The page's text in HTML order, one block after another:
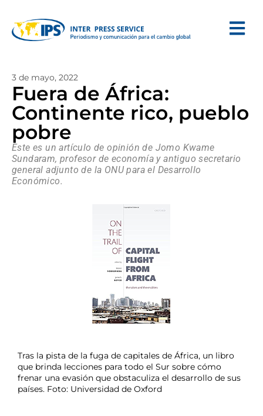
3 de mayo, 2022
Fuera de África:
Continente rico, pueblo
pobre
Este es un artículo de opinión de Jomo Kwame
Sundaram, profesor de economía y antiguo secretario
general adjunto de la ONU para el Desarrollo
Económico.
Tras la pista de la fuga de capitales de África, un libro
que brinda lecciones para todo el Sur sobre cómo
frenar una evasión que obstaculiza el desarrollo de sus
países. Foto: Universidad de Oxford